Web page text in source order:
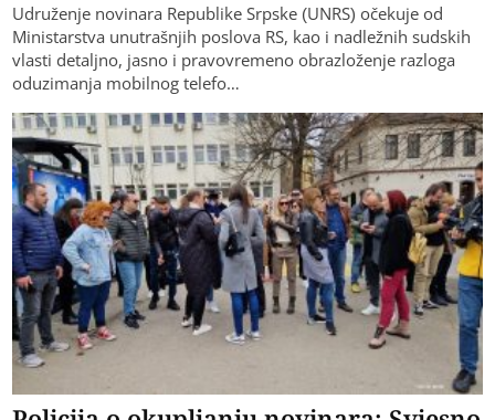
Udruženje novinara Republike Srpske (UNRS) očekuje od
Ministarstva unutrašnjih poslova RS, kao i nadležnih sudskih
vlasti detaljno, jasno i pravovremeno obrazloženje razloga
oduzimanja mobilnog telefo…